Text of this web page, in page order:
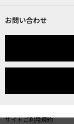
お問い合わせ
サイトご利用規約